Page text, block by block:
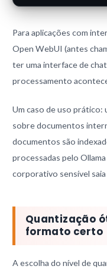
Para aplicações com
Open WebUI (antes
ter uma interface de
processamento
Um caso de uso prático:
sobre documentos
documentos são
processadas pelo
corporativo sensível saia
Quantização
formato certo
A escolha do nível de